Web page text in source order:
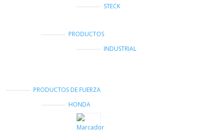
STECK
PRODUCTOS
INDUSTRIAL
PRODUCTOS DE FUERZA
HONDA